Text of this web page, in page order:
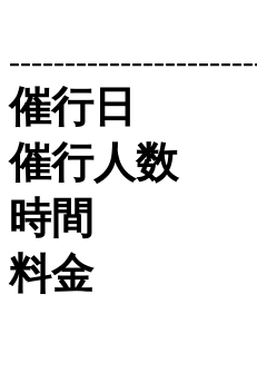
催行日
催行人数
時間 朝
料金 お
※登山